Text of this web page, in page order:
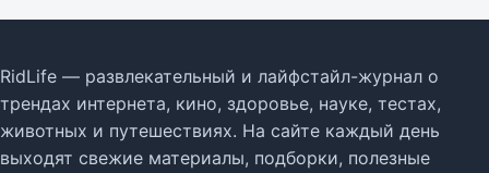
RidLife — развлекательный и лайфстайл-журнал о
трендах интернета, кино, здоровье, науке, тестах,
животных и путешествиях. На сайте каждый день
выходят свежие материалы, подборки, полезные